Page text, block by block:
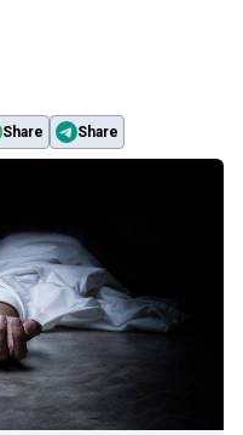
Share Share